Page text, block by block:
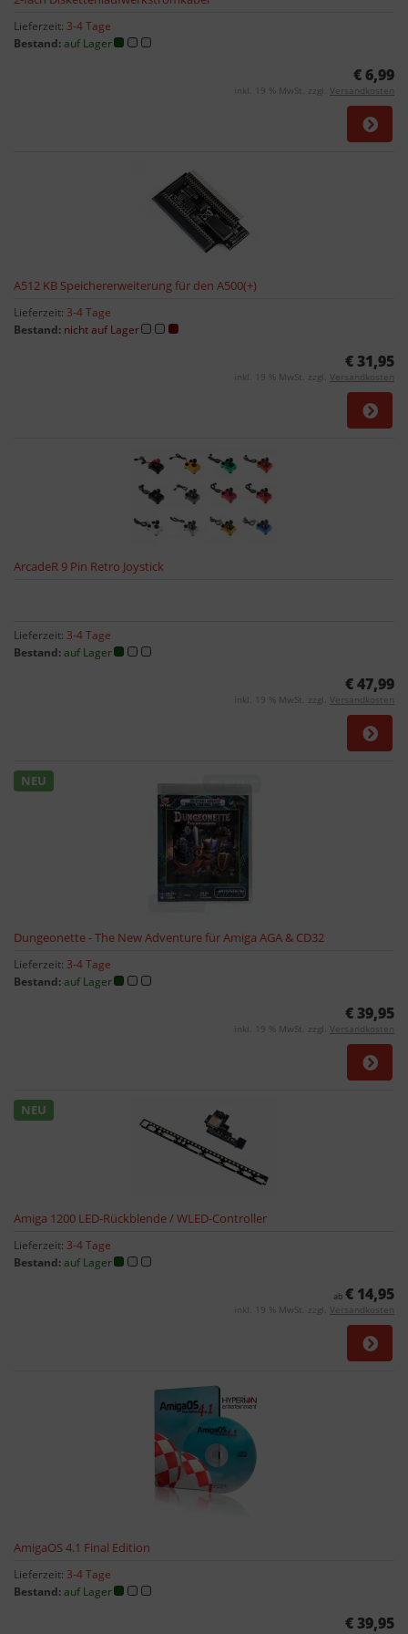
Lieferzeit: 3-4 Tage
Bestand:auf Lager
€ 6,99
inkl. 19 % MwSt. zzgl. Versandkosten
A512 KB Speichererweiterung für den A500(+)
Lieferzeit: 3-4 Tage
Bestand: nicht auf Lager
€ 31,95
inkl. 19 % MwSt. zzgl. Versandkosten
ArcadeR 9 Pin Retro Joystick
Lieferzeit: 3-4 Tage
Bestand:auf Lager
€ 47,99
inkl. 19 % MwSt. zzgl. Versandkosten
NEU
Dungeonette - The New Adventure für Amiga AGA & CD32
Lieferzeit: 3-4 Tage
Bestand:auf Lager
€ 39,95
inkl. 19 % MwSt. zzgl. Versandkosten
NEU
Amiga 1200 LED-Rückblende / WLED-Controller
Lieferzeit: 3-4 Tage
Bestand:auf Lager
ab € 14,95
inkl. 19 % MwSt. zzgl. Versandkosten
AmigaOS 4.1 Final Edition
Lieferzeit: 3-4 Tage
Bestand:auf Lager
€ 39,95